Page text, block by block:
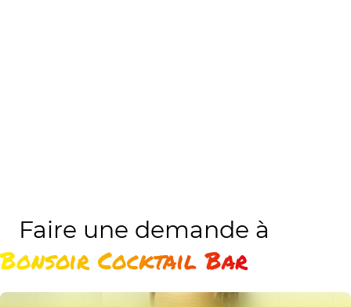
Faire une demande à
Bonsoir Cocktail Bar